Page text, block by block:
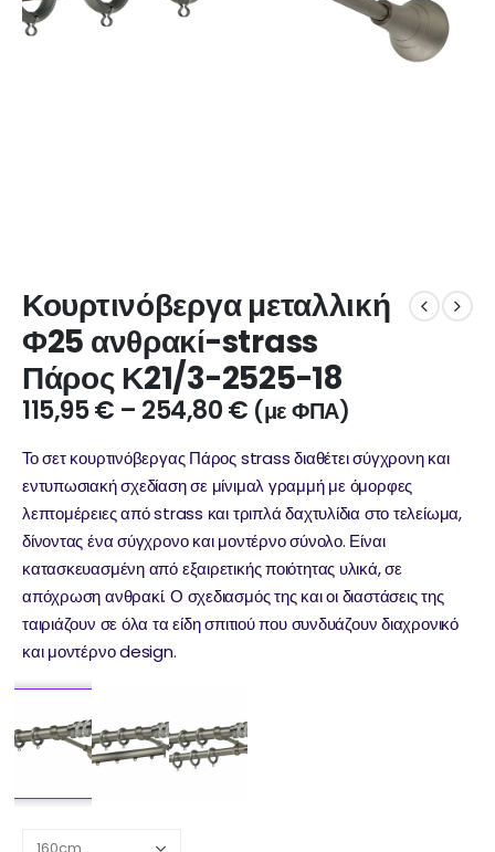
Κουρτινόβεργα μεταλλική
Φ25 ανθρακί-strass
Πάρος Κ21/3-2525-18
115,95€ – 254,80€ (με ΦΠΑ)
Το σετ κουρτινόβεργας Πάρος strass διαθέτει σύγχρονη και
εντυπωσιακή σχεδίαση σε μίνιμαλ γραμμή με όμορφες
λεπτομέρειες από strass και τριπλά δαχτυλίδια στο τελείωμα,
δίνοντας ένα σύγχρονο και μοντέρνο σύνολο. Είναι
κατασκευασμένη από εξαιρετικής ποιότητας υλικά, σε
απόχρωση ανθρακί. Ο σχεδιασμός της και οι διαστάσεις της
ταιριάζουν σε όλα τα είδη σπιτιού που συνδυάζουν διαχρονικό
και μοντέρνο design.